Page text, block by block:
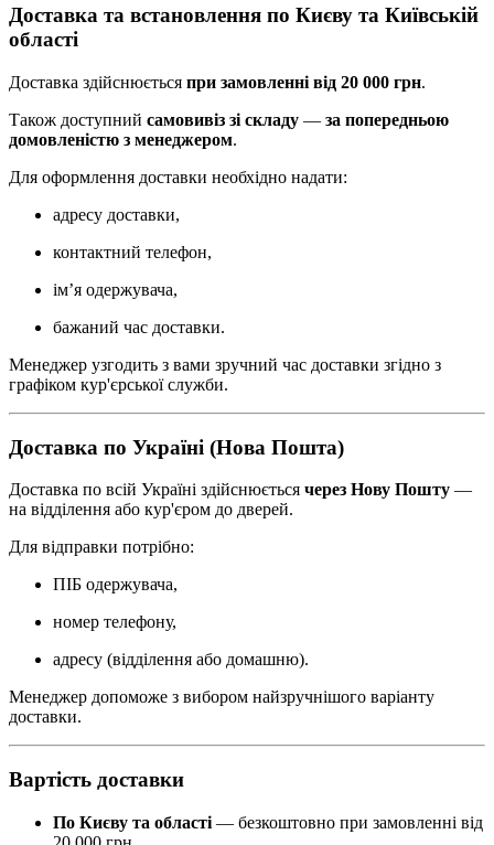
Доставка та встановлення по Києву та Київській
області
Доставка здійснюється при замовленні від 20 000 грн.
Також доступний самовивіз зі складу — за попередньою
домовленістю з менеджером.
Для оформлення доставки необхідно надати:
адресу доставки,
контактний телефон,
ім’я одержувача,
бажаний час доставки.
Менеджер узгодить з вами зручний час доставки згідно з
графіком кур'єрської служби.
Доставка по Україні (Нова Пошта)
Доставка по всій Україні здійснюється через Нову Пошту —
на відділення або кур'єром до дверей.
Для відправки потрібно:
ПІБ одержувача,
номер телефону,
адресу (відділення або домашню).
Менеджер допоможе з вибором найзручнішого варіанту
доставки.
Вартість доставки
По Києву та області — безкоштовно при замовленні від